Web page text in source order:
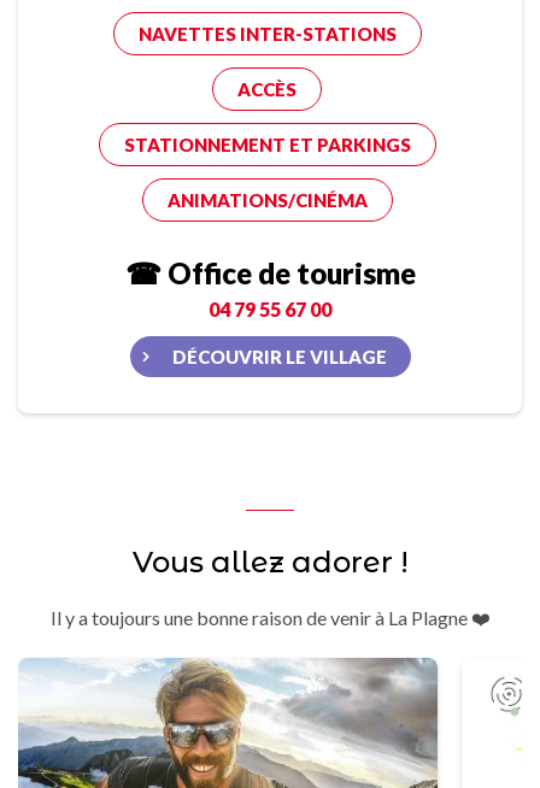
NAVETTES INTER-STATIONS
ACCÈS
STATIONNEMENT ET PARKINGS
ANIMATIONS/CINÉMA
☎ Office de tourisme
04 79 55 67 00
DÉCOUVRIR LE VILLAGE
Vous allez adorer !
Il y a toujours une bonne raison de venir à La Plagne ❤️